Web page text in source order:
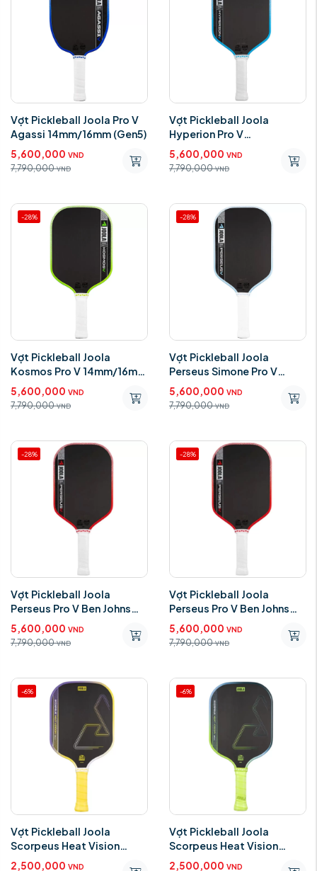
Vợt Pickleball Joola Pro V
Agassi 14mm/16mm (Gen5)
5,600,000 VND
7,790,000 VND
Vợt Pickleball Joola
Hyperion Pro V
14mm/16mm (Gen5)
5,600,000 VND
7,790,000 VND
-28%
Vợt Pickleball Joola
Kosmos Pro V 14mm/16mm
(Gen 5)
5,600,000 VND
7,790,000 VND
-28%
Vợt Pickleball Joola
Perseus Simone Pro V
16mm (Gen5)
5,600,000 VND
7,790,000 VND
-28%
Vợt Pickleball Joola
Perseus Pro V Ben Johns
Blaze Red 16mm ( Gen5 )
5,600,000 VND
7,790,000 VND
-28%
Vợt Pickleball Joola
Perseus Pro V Ben Johns
Blaze Red 14mm ( Gen 5 )
5,600,000 VND
7,790,000 VND
-6%
Vợt Pickleball Joola
Scorpeus Heat Vision
Yellow
2,500,000 VND
-6%
Vợt Pickleball Joola
Scorpeus Heat Vision
Green
2,500,000 VND